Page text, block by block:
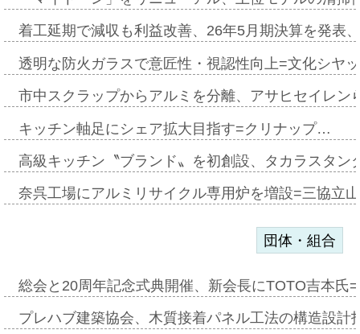
着工延期で減収も利益改善、26年5月期決算を発表
透明な防火ガラスで意匠性・視認性向上=文化シヤ
市中スクラップからアルミを分離、アサヒセイレ
キッチン軸足にシェア拡大目指す=クリナップ…
高級キッチン〝ブランド〟を初創設、タカラスタ
奈呉工場にアルミリサイクル専用炉を増設=三協立
団体・組合
総会と20周年記念式典開催、新会長にTOTO吉本氏
プレハブ建築協会、木質接着パネル工法の構造設